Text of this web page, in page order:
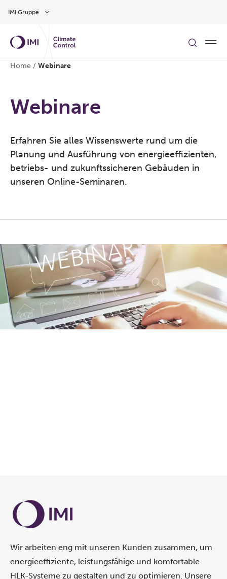
IMI Gruppe
Home / Webinare
Webinare
Erfahren Sie alles Wissenswerte rund um die
Planung und Ausführung von energieeffizienten,
betriebs- und zukunftssicheren Gebäuden in
unseren Online-Seminaren.
Wir arbeiten eng mit unseren Kunden zusammen, um
energieeffiziente, leistungsfähige und komfortable
HLK-Systeme zu gestalten und zu optimieren. Unsere